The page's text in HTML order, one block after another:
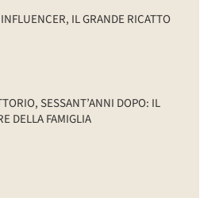
IL GRANDE RICATTO
SESSANT’ANNI DOPO: IL
DELLA FAMIGLIA